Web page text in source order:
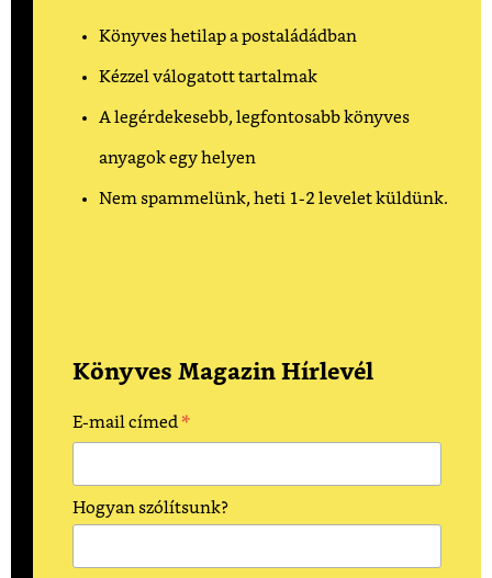
Könyves hetilap a postaládádban
Kézzel válogatott tartalmak
A legérdekesebb, legfontosabb könyves
anyagok egy helyen
Nem spammelünk, heti 1-2 levelet küldünk.
Könyves Magazin Hírlevél
E-mail címed *
Hogyan szólítsunk?